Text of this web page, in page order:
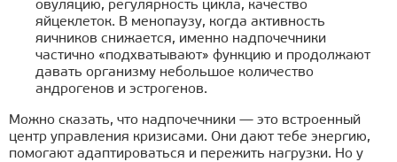
овуляцию, регулярность цикла, качество
яйцеклеток. В менопаузу, когда активность
яичников снижается, именно надпочечники
частично «подхватывают» функцию и продолжают
давать организму небольшое количество
андрогенов и эстрогенов.
Можно сказать, что надпочечники — это встроенный
центр управления кризисами. Они дают тебе энергию,
помогают адаптироваться и пережить нагрузки. Но у